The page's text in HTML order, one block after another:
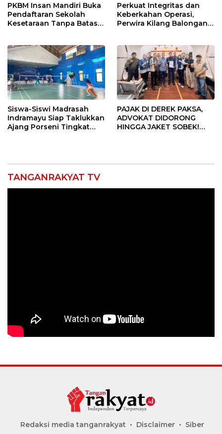
PKBM Insan Mandiri Buka
Pendaftaran Sekolah
Kesetaraan Tanpa Batas
Perkuat Integritas dan
Keberkahan Operasi,
Perwira Kilang Balongan
Siswa-Siswi Madrasah
Indramayu Siap Taklukkan
Ajang Porseni Tingkat
PAJAK DI DEREK PAKSA,
ADVOKAT DIDORONG
HINGGA JAKET SOBEK!
TANGANRAKYAT TV
Redaksi media tanganrakyat Disclaimer Siber